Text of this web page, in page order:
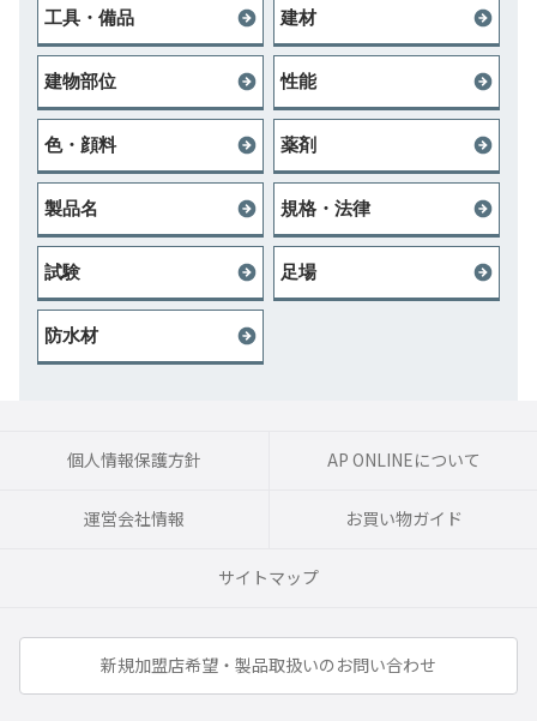
工具・備品 建材
建物部位 性能
色・顔料 薬剤
製品名 規格・法律
試験 足場
防水材
個人情報保護方針 AP ONLINEについて
運営会社情報 お買い物ガイド
サイトマップ
新規加盟店希望・製品取扱いのお問い合わせ